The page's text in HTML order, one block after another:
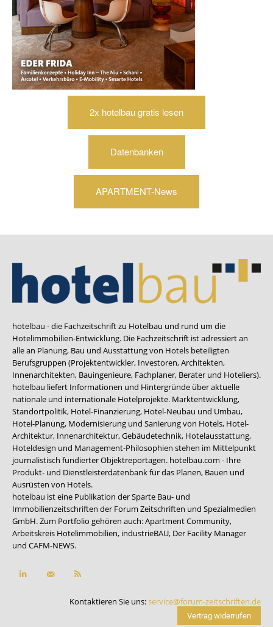
2x hotelbau gratis lesen
Datenbanken
APARTMENT-News
hotelbau - die Fachzeitschrift zu Hotelbau und rund um die
Hotelimmobilien-Entwicklung. Die Fachzeitschrift ist adressiert an
alle an Planung, Bau und Ausstattung von Hotels beteiligten
Berufsgruppen (Projektentwickler, Investoren, Architekten,
Innenarchitekten, Bauingenieure, Fachplaner, Berater und Hoteliers).
hotelbau liefert Informationen und Hintergründe über aktuelle
nationale und internationale Hotelprojekte. Marktentwicklung,
Standortpolitik, Hotel-Finanzierung, Hotel-Neubau und Umbau,
Hotel-Planung, Modernisierung und Sanierung von Hotels, Hotel-
Architektur, Innenarchitektur, Gebäudetechnik, Hotelausstattung,
Hoteldesign und Management-Philosophien stehen im Mittelpunkt
journalistisch fundierter Objektreportagen. hotelbau.com - Ihre
Produkt- und Dienstleisterdatenbank für das Planen, Bauen und
Ausrüsten von Hotels.
hotelbau ist eine Publikation der Sparte Bau- und
Immobilienzeitschriften der Forum Zeitschriften und Spezialmedien
GmbH. Zum Portfolio gehören auch:Apartment Community,
Arbeitskreis Hotelimmobilien, industrieBAU, Der Facility Manager
und CAFM-NEWS.
Kontaktieren Sie uns:service@forum-zeitschriften.de
Vertrag widerrufen